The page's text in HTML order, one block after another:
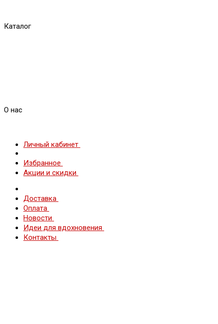
Каталог
О нас
Личный кабинет
Избранное
Акции и скидки
Доставка
Оплата
Новости
Идеи для вдохновения
Контакты